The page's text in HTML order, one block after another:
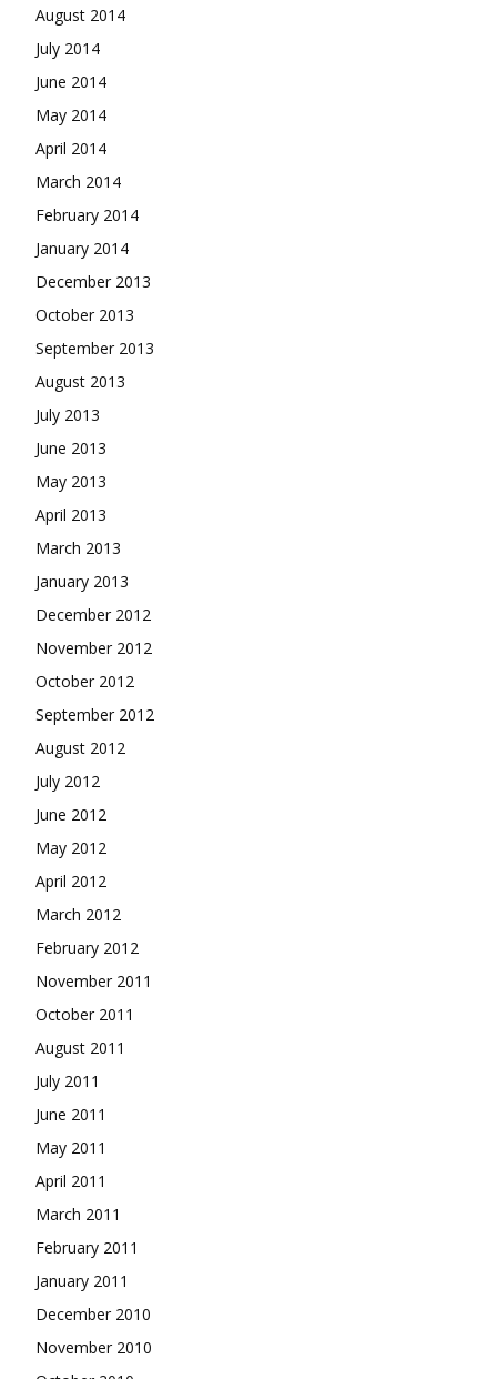
August 2014
July 2014
June 2014
May 2014
April 2014
March 2014
February 2014
January 2014
December 2013
October 2013
September 2013
August 2013
July 2013
June 2013
May 2013
April 2013
March 2013
January 2013
December 2012
November 2012
October 2012
September 2012
August 2012
July 2012
June 2012
May 2012
April 2012
March 2012
February 2012
November 2011
October 2011
August 2011
July 2011
June 2011
May 2011
April 2011
March 2011
February 2011
January 2011
December 2010
November 2010